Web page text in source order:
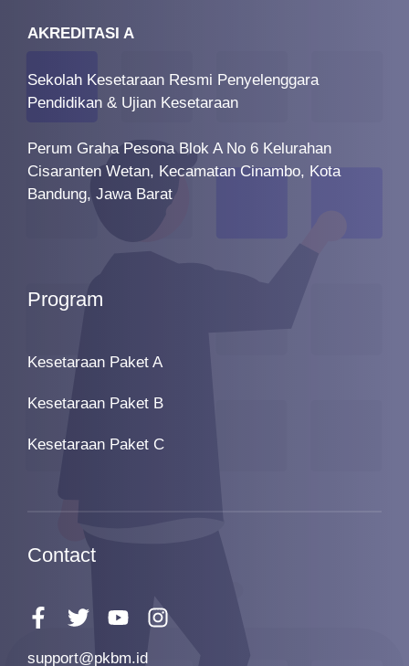
AKREDITASI A
Sekolah Kesetaraan Resmi Penyelenggara
Pendidikan & Ujian Kesetaraan
Perum Graha Pesona Blok A No 6 Kelurahan
Cisaranten Wetan, Kecamatan Cinambo, Kota
Bandung, Jawa Barat
Program
Kesetaraan Paket A
Kesetaraan Paket B
Kesetaraan Paket C
Contact
support@pkbm.id